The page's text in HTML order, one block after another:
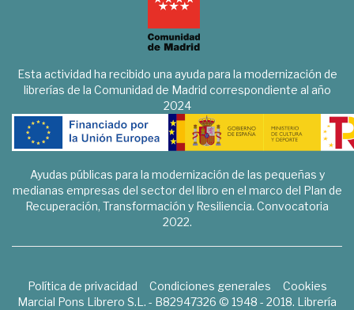
Esta actividad ha recibido una ayuda para la modernización de
librerías de la Comunidad de Madrid correspondiente al año
2024
Ayudas públicas para la modernización de las pequeñas y
medianas empresas del sector del libro en el marco del Plan de
Recuperación, Transformación y Resiliencia. Convocatoria
2022.
Política de privacidad Condiciones generales
Cookies
Marcial Pons Librero S.L. - B82947326 © 1948 - 2018. Librería